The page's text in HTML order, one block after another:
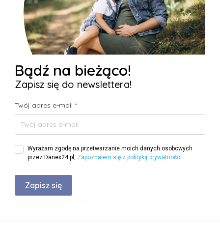
Bądź na bieżąco!
Zapisz się do newslettera!
Twój adres e-mail *
Wyrażam zgodę na przetwarzanie moich danych osobowych
przez Danex24.pl, Zapoznałem się z polityką prywatności.